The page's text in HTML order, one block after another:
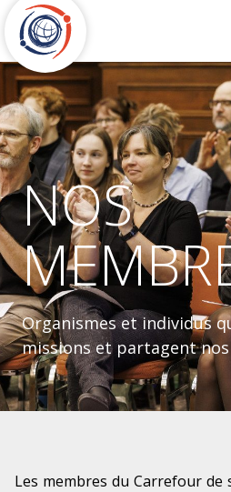
NOS
Organismes et individus
missions et partagent
Les membres du Carrefour